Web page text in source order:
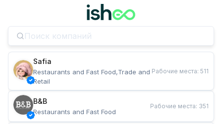
Safia
Restaurants and Fast Food,Trade and
Retail
Рабочие места: 511
B&B
Restaurants and Fast Food
Рабочие места: 351